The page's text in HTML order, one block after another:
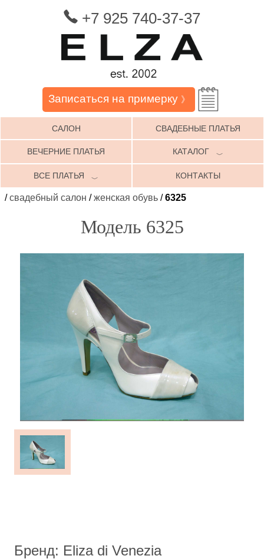
+7 925 740-37-37
Записаться на примерку 》
САЛОН СВАДЕБНЫЕ ПЛАТЬЯ
ВЕЧЕРНИЕ ПЛАТЬЯ КАТАЛОГ ﹀
ВСЕ ПЛАТЬЯ ﹀ КОНТАКТЫ
/свадебный салон /женская обувь /6325
Модель 6325
Бренд: Eliza di Venezia